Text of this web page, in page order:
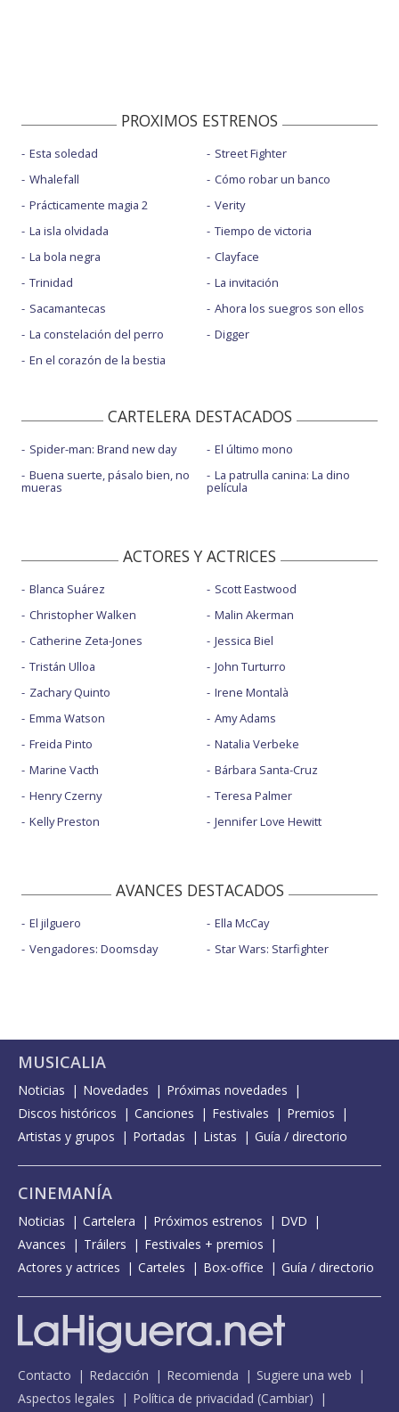
PROXIMOS ESTRENOS
Esta soledad
Whalefall
Prácticamente magia 2
La isla olvidada
La bola negra
Trinidad
Sacamantecas
La constelación del perro
En el corazón de la bestia
Street Fighter
Cómo robar un banco
Verity
Tiempo de victoria
Clayface
La invitación
Ahora los suegros son ellos
Digger
CARTELERA DESTACADOS
Spider-man: Brand new day
Buena suerte, pásalo bien, no
mueras
El último mono
La patrulla canina: La dino
película
ACTORES Y ACTRICES
Blanca Suárez
Christopher Walken
Catherine Zeta-Jones
Tristán Ulloa
Zachary Quinto
Emma Watson
Freida Pinto
Marine Vacth
Henry Czerny
Kelly Preston
Scott Eastwood
Malin Akerman
Jessica Biel
John Turturro
Irene Montalà
Amy Adams
Natalia Verbeke
Bárbara Santa-Cruz
Teresa Palmer
Jennifer Love Hewitt
AVANCES DESTACADOS
El jilguero
Vengadores: Doomsday
Ella McCay
Star Wars: Starfighter
MUSICALIA
Noticias Novedades
Próximas novedades
Discos históricos
Canciones Festivales
Premios
Artistas y grupos
Portadas Listas Guía / directorio
CINEMANÍA
Noticias Cartelera Próximos estrenos
DVD
Avances
Tráilers
Festivales + premios
Actores y actrices
Carteles Box-office Guía / directorio
Contacto Redacción Recomienda
Sugiere una web
Aspectos legales
Política de privacidad (Cambiar)